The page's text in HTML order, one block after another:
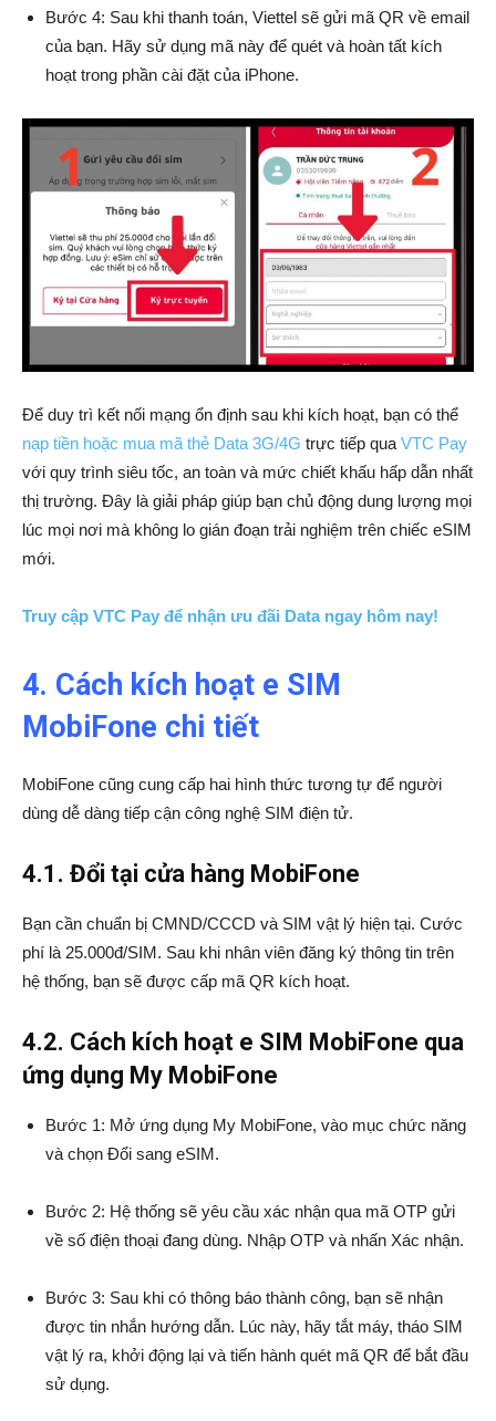
Bước 4: Sau khi thanh toán, Viettel sẽ gửi mã QR về email
của bạn. Hãy sử dụng mã này để quét và hoàn tất kích
hoạt trong phần cài đặt của iPhone.
Để duy trì kết nối mạng ổn định sau khi kích hoạt, bạn có thể
nạp tiền hoặc mua mã thẻ Data 3G/4G trực tiếp quaVTC Pay
với quy trình siêu tốc, an toàn và mức chiết khấu hấp dẫn nhất
thị trường. Đây là giải pháp giúp bạn chủ động dung lượng mọi
lúc mọi nơi mà không lo gián đoạn trải nghiệm trên chiếc eSIM
mới.
Truy cập VTC Pay để nhận ưu đãi Data ngay hôm nay!
4. Cách kích hoạt e SIM
MobiFone chi tiết
MobiFone cũng cung cấp hai hình thức tương tự để người
dùng dễ dàng tiếp cận công nghệ SIM điện tử.
4.1. Đổi tại cửa hàng MobiFone
Bạn cần chuẩn bị CMND/CCCD và SIM vật lý hiện tại. Cước
phí là 25.000đ/SIM. Sau khi nhân viên đăng ký thông tin trên
hệ thống, bạn sẽ được cấp mã QR kích hoạt.
4.2. Cách kích hoạt e SIM MobiFone qua
ứng dụng My MobiFone
Bước 1: Mở ứng dụng My MobiFone, vào mục chức năng
và chọn Đổi sang eSIM.
Bước 2: Hệ thống sẽ yêu cầu xác nhận qua mã OTP gửi
về số điện thoại đang dùng. Nhập OTP và nhấn Xác nhận.
Bước 3: Sau khi có thông báo thành công, bạn sẽ nhận
được tin nhắn hướng dẫn. Lúc này, hãy tắt máy, tháo SIM
vật lý ra, khởi động lại và tiến hành quét mã QR để bắt đầu
sử dụng.